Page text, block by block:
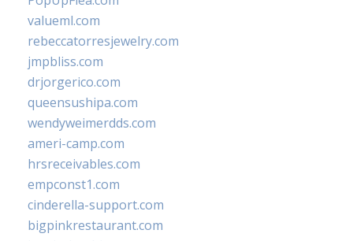
valueml.com
rebeccatorresjewelry.com
jmpbliss.com
drjorgerico.com
queensushipa.com
wendyweimerdds.com
ameri-camp.com
hrsreceivables.com
empconst1.com
cinderella-support.com
bigpinkrestaurant.com